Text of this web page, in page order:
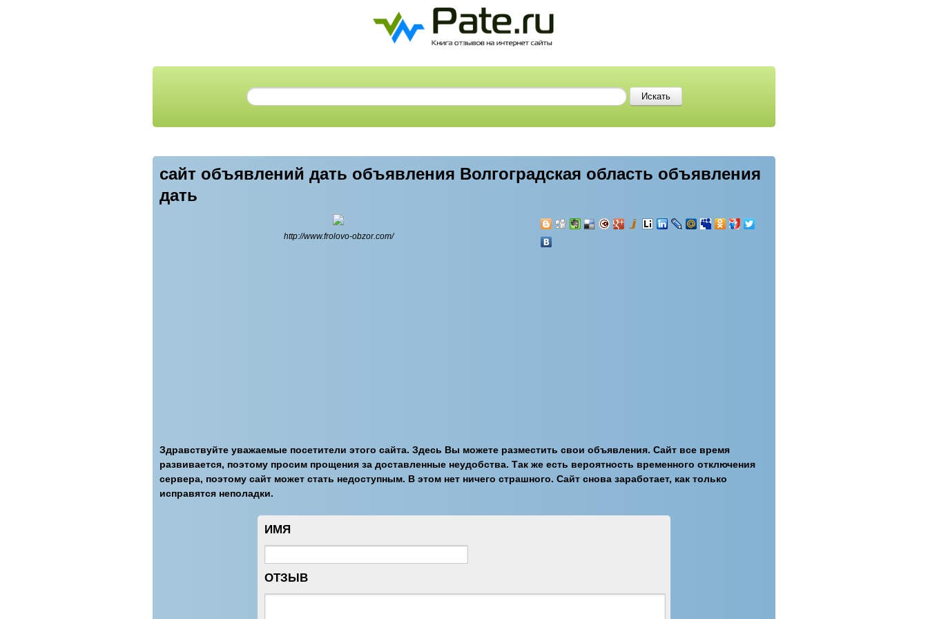
сайт объявлений дать объявления Волгоградская область объявления
дать
http://www.frolovo-obzor.com/
Здравствуйте уважаемые посетители этого сайта. Здесь Вы можете разместить свои объявления. Сайт все время
развивается, поэтому просим прощения за доставленные неудобства. Так же есть вероятность временного отключения
сервера, поэтому сайт может стать недоступным. В этом нет ничего страшного. Сайт снова заработает, как только
исправятся неполадки.
ИМЯ
ОТЗЫВ